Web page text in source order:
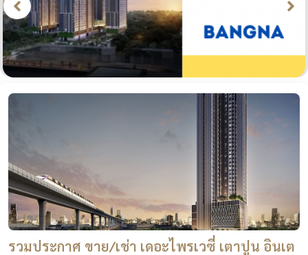
รวมประกาศ ขาย/เช่า เดอะไพรเวซี่ เตาปูน อินเต